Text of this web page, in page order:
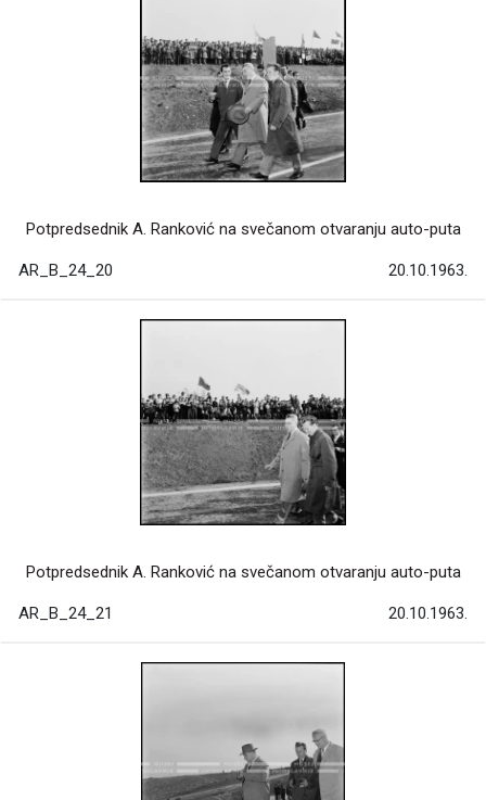
Potpredsednik A. Ranković na svečanom otvaranju auto-puta
AR_B_24_20 20.10.1963.
Potpredsednik A. Ranković na svečanom otvaranju auto-puta
AR_B_24_21 20.10.1963.